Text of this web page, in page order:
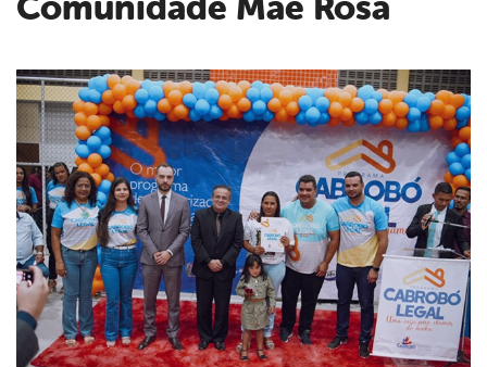
Comunidade Mãe Rosa